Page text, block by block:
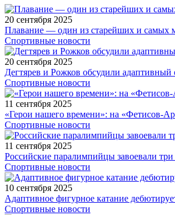
20 сентября 2025
Плавание — один из старейших и самых
Спортивные новости
20 сентября 2025
Дегтярев и Рожков обсудили
Спортивные новости
11 сентября 2025
«Герои нашего времени»: на «Фетисов-
Спортивные новости
11 сентября 2025
Российские паралимпийцы завоевали
Спортивные новости
10 сентября 2025
Адаптивное фигурное катание
Спортивные новости